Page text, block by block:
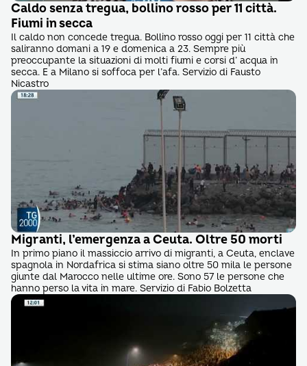
Caldo senza tregua, bollino rosso per 11 città.
Fiumi in secca
Il caldo non concede tregua. Bollino rosso oggi per 11 città che
saliranno domani a 19 e domenica a 23. Sempre più
preoccupante la situazioni di molti fiumi e corsi d’ acqua in
secca. E a Milano si soffoca per l’afa. Servizio di Fausto
Nicastro
Migranti, l’emergenza a Ceuta. Oltre 50 morti
In primo piano il massiccio arrivo di migranti, a Ceuta, enclave
spagnola in Nordafrica si stima siano oltre 50 mila le persone
giunte dal Marocco nelle ultime ore. Sono 57 le persone che
hanno perso la vita in mare. Servizio di Fabio Bolzetta